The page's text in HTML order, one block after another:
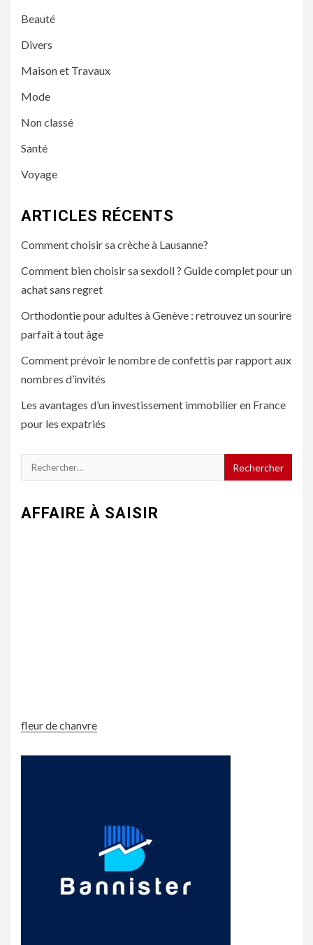
Beauté
Divers
Maison et Travaux
Mode
Non classé
Santé
Voyage
ARTICLES RÉCENTS
Comment choisir sa crèche à Lausanne?
Comment bien choisir sa sexdoll ? Guide complet pour un
achat sans regret
Orthodontie pour adultes à Genève : retrouvez un sourire
parfait à tout âge
Comment prévoir le nombre de confettis par rapport aux
nombres d’invités
Les avantages d’un investissement immobilier en France
pour les expatriés
Rechercher :
AFFAIRE À SAISIR
fleur de chanvre